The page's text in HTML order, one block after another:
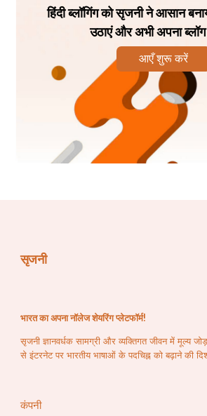
ସ୍ଥିରବୁଦ୍ଧିରସମ୍ମୁଢୋ ବ୍ରହ୍ମବିଦ୍
"ଯେ ପ୍ରିୟ ବସ୍ତୁ ପ୍ରାପ୍ତି ହେଲେ ହର୍ଷିତ
ଅପ୍ରିୟ ପ୍ରାପ୍ତ ହେଲେ ଉଦବିଗ୍ନ
ସ୍ଥିରବୁଦ୍ଧି ସଂଶୟରହିତ ବ୍ରହ୍ମବେତ୍ତା
हिंदी ब्लॉगिंग को सृजनी ने आसान
उठाएं और अभी अपना
आएँ शुरू करें
सृजनी
भारत का अपना नॉलेज शेयरिंग प्लेटफॉर्म!
सृजनी ज्ञानवर्धक सामग्री और व्यक्तिगत जीवन में मूल्य
से इंटरनेट पर भारतीय भाषाओं के पदचिह्न को बढ़ाने की
कंपनी